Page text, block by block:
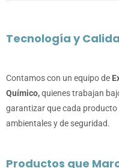
Tecnología y
Contamos con un equipo de
Químico,quienes trabajan
garantizar que cada
ambientales y de seguridad.
Productos que